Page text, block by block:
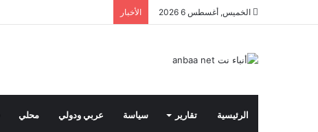
الخميس, أغسطس 6 2026 الأخبار
الرئيسية تقارير سياسة عربي ودولي محلي